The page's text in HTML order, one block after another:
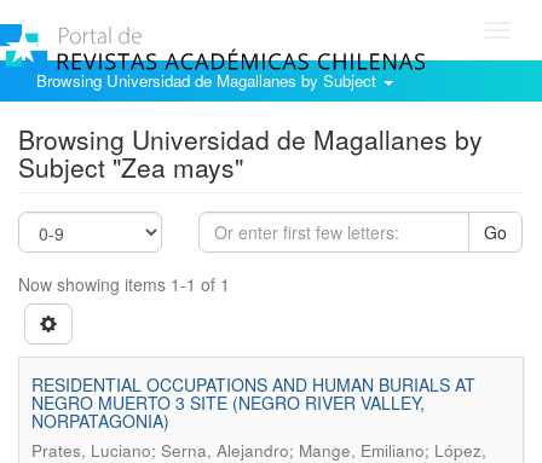
Browsing Universidad de Magallanes by Subject
Browsing Universidad de Magallanes by
Subject "Zea mays"
Go
Now showing items 1-1 of 1
RESIDENTIAL OCCUPATIONS AND HUMAN BURIALS AT
NEGRO MUERTO 3 SITE (NEGRO RIVER VALLEY,
NORPATAGONIA)
Prates, Luciano; Serna, Alejandro; Mange, Emiliano; López,